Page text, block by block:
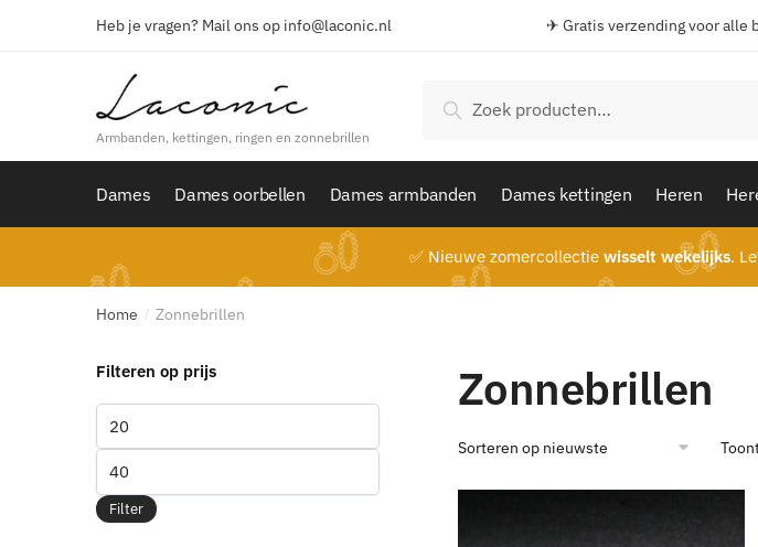
Heb je vragen? Mail ons op info@laconic.nl ✈ Gratis verzending voor alle
Armbanden, kettingen, ringen en zonnebrillen
naar:
Zoeken
Dames Dames oorbellen Dames armbanden Dames kettingen Heren
✅ Nieuwe zomercollectie wisselt wekelijks.
Home / Zonnebrillen
Zonnebrillen
Filteren op prijs
Min.
prijs
Max.
prijs
Filter